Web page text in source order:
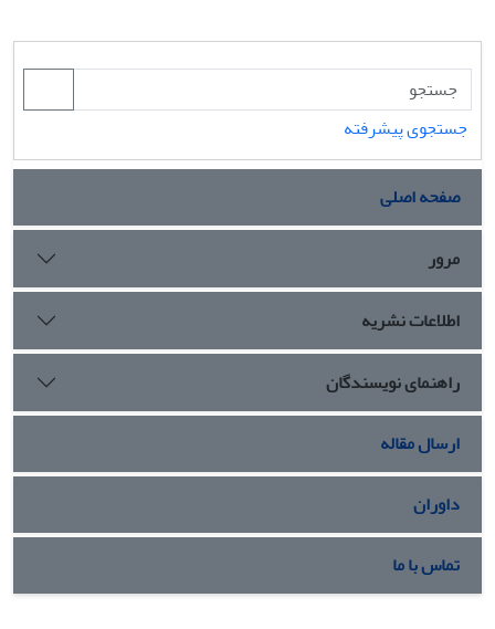
جستجوی پیشرفته
صفحه اصلی
مرور
اطلاعات نشریه
راهنمای نویسندگان
ارسال مقاله
داوران
تماس با ما